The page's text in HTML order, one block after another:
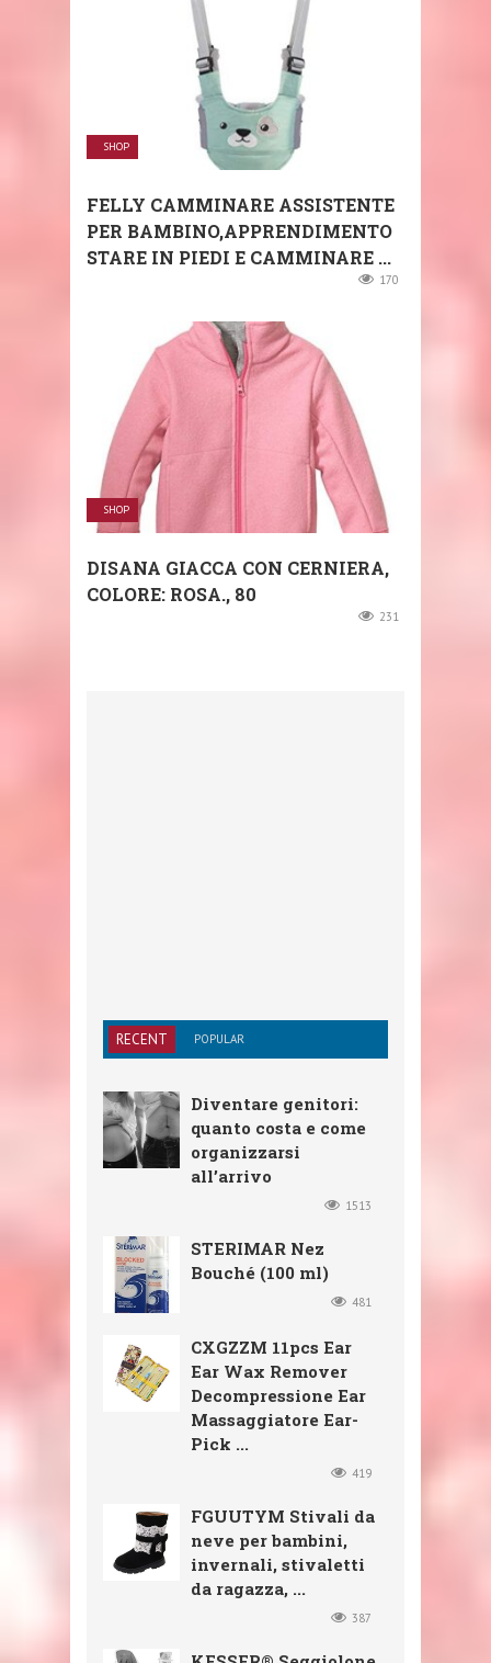
SHOP
FELLY CAMMINARE ASSISTENTE
PER BAMBINO,APPRENDIMENTO
STARE IN PIEDI E CAMMINARE ...
170
SHOP
DISANA GIACCA CON CERNIERA,
COLORE: ROSA., 80
231
RECENT POPULAR
Diventare genitori:
quanto costa e come
organizzarsi
all’arrivo
1513
STERIMAR Nez
Bouché (100 ml)
481
CXGZZM 11pcs Ear
Ear Wax Remover
Decompressione Ear
Massaggiatore Ear-
Pick ...
419
FGUUTYM Stivali da
neve per bambini,
invernali, stivaletti
da ragazza, ...
387